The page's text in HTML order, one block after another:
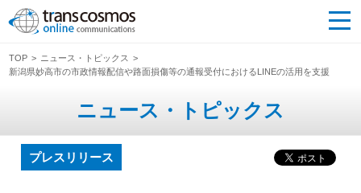
TOP
ニュース・トピックス
新潟県妙高市の市政情報配信や路面損傷等の通報受付におけるLINEの活用を支援
ニュース・トピックス
プレスリリース